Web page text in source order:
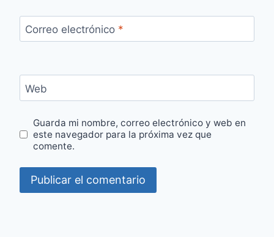
Correo electrónico *
Web
Guarda mi nombre, correo electrónico y web en
este navegador para la próxima vez que
comente.